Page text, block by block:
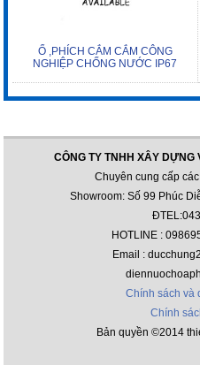
Ổ ,PHÍCH CẮM CẮM CÔNG
NGHIỆP CHỐNG NƯỚC IP67
CÔNG TY TNHH XÂY
Chuyên cung cấp
Showroom: Số 99 Phúc
HOTLINE :
Email :
Chính sách và
Chính
Bản quyền ©2014